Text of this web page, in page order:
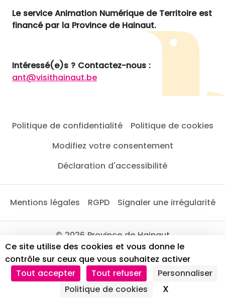
Ce site utilise des cookies et vous donne le
contrôle sur ceux que vous souhaitez activer
Tout accepter
Tout refuser
Personnaliser
Politique de cookies
X
Le service Animation Numérique de Territoire est
financé par la Province de Hainaut.
Intéressé(e)s ? Contactez-nous :
ant@visithainaut.be
Politique de confidentialité
Politique de cookies
Modifiez votre consentement
Déclaration d'accessibilité
Mentions légales RGPD Signaler une irrégularité
© 2026 Province de Hainaut